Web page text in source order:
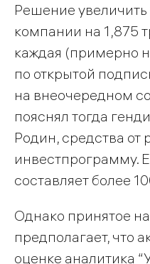
Решение
компании на 1,875
каждая (примерно
по открытой
на внеочередном
пояснял тогда
Родин, средства
инвестпрограмму.
составляет более
Однако принятое
предполагает, что
оценке аналитика